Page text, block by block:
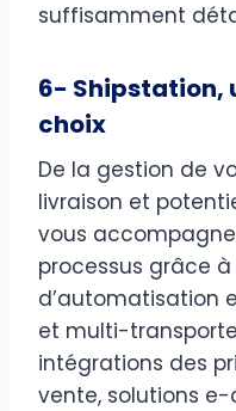
suffisamment
6- Shipstation,
choix
De la gestion de
livraison et
vous
processus grâce
d’automatisation
et multi-
intégrations des
vente, solutions